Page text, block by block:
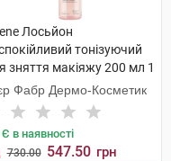
Лосьйон
тонізуючий
зняття макіяжу 200 мл 1
Фабр Дермо-Косметик
Є в наявності
730.00 547.50 грн